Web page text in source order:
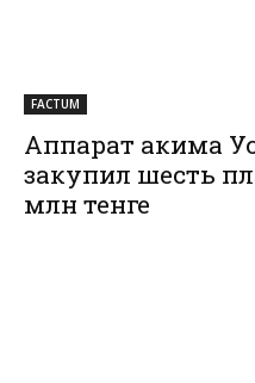
FACTUM
Аппарат акима
закупил шесть
млн тенге